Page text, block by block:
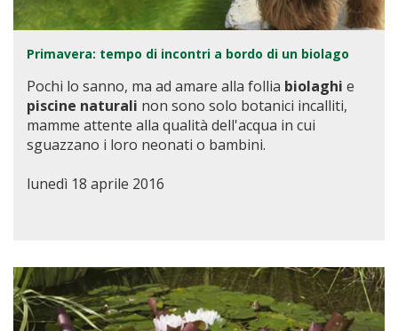
Primavera: tempo di incontri a bordo di un biolago
Pochi lo sanno, ma ad amare alla follia biolaghi e
piscine naturali non sono solo botanici incalliti,
mamme attente alla qualità dell'acqua in cui
sguazzano i loro neonati o bambini.
lunedì 18 aprile 2016